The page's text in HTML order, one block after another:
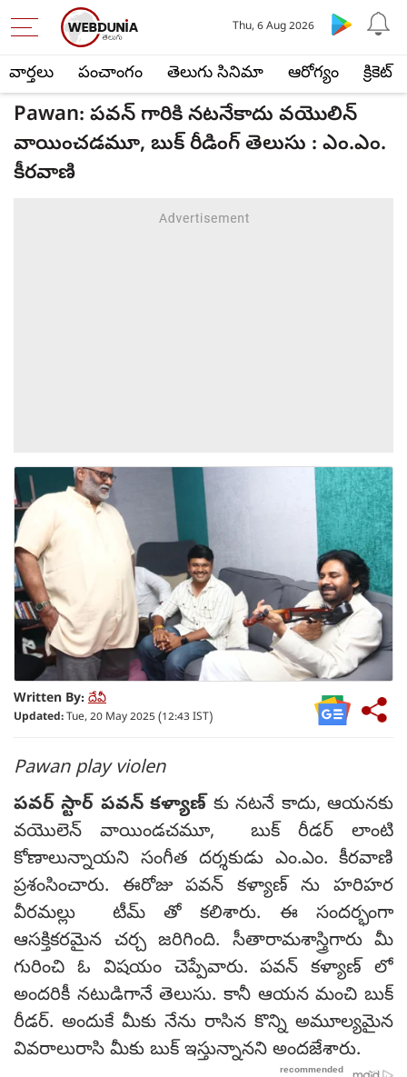
వార్తలు పంచాంగం తెలుగు సినిమా ఆరోగ్యం క్రికెట్
Thu, 6 Aug 2026
Pawan: పవన్ గారికి నటనేకాదు వయొలిన్
వాయించడమూ, బుక్ రీడింగ్ తెలుసు : ఎం.ఎం.
కీరవాణి
Written By: దేవీ
Updated:Tue, 20 May 2025 (12:43 IST)
Pawan play violen
పవర్ స్టార్ పవన్ కళ్యాణ్ కు నటనే కాదు, ఆయనకు
వయొలెన్ వాయిండచమూ, బుక్ రీడర్ లాంటి
కోణాలున్నాయని సంగీత దర్శకుడు ఎం.ఎం. కీరవాణి
ప్రశంసించారు. ఈరోజు పవన్ కళ్యాణ్ ను హరిహర
వీరమల్లు టీమ్ తో కలిశారు. ఈ సందర్భంగా
ఆసక్తికరమైన చర్చ జరిగింది. సీతారామశాస్త్రిగారు మీ
గురించి ఓ విషయం చెప్పేవారు. పవన్ కళ్యాణ్ లో
అందరికీ నటుడిగానే తెలుసు. కానీ ఆయన మంచి బుక్
రీడర్. అందుకే మీకు నేను రాసిన కొన్ని అమూల్యమైన
వివరాలురాసి మీకు బుక్ ఇస్తున్నానని అందజేశారు.